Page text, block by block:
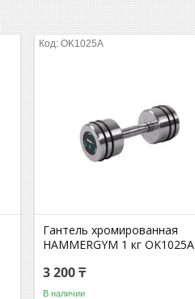
OK1025A
Гантель хромированная
HAMMERGYM 1 кг OK1025A
3 200 ₸
В наличии